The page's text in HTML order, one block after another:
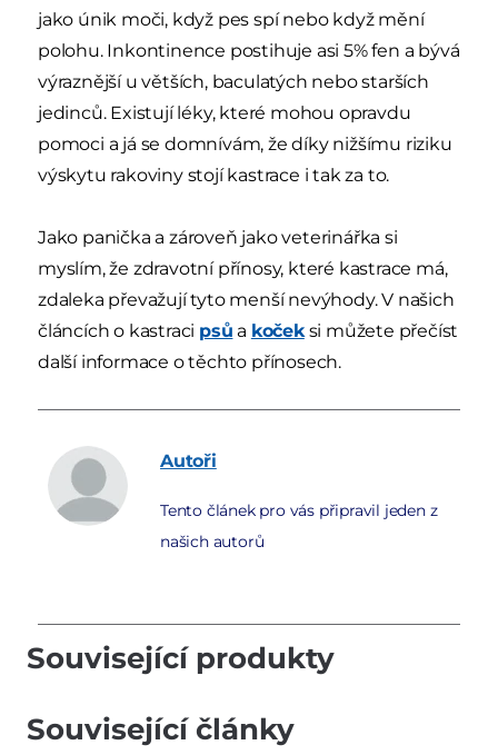
jako únik moči, když pes spí nebo když mění
polohu. Inkontinence postihuje asi 5% fen a bývá
výraznější u větších, baculatých nebo starších
jedinců. Existují léky, které mohou opravdu
pomoci a já se domnívám, že díky nižšímu riziku
výskytu rakoviny stojí kastrace i tak za to.
Jako panička a zároveň jako veterinářka si
myslím, že zdravotní přínosy, které kastrace má,
zdaleka převažují tyto menší nevýhody. V našich
článcích o kastraci psů a kočeksi můžete přečíst
další informace o těchto přínosech.
Autoři
Tento článek pro vás připravil jeden z
našich autorů
Související produkty
Související články